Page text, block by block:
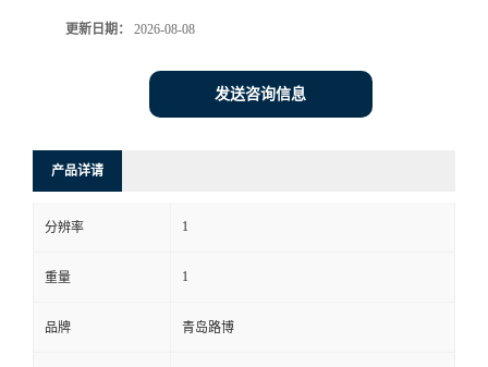
系
方
式
更新日期： 2026-08-08
发送咨询信息
产品详请
分辨率 1
重量 1
品牌 青岛路博